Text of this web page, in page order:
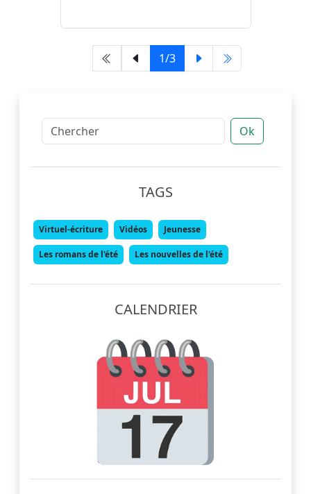
1/3
Ok
TAGS
Virtuel-écriture Vidéos Jeunesse
Les romans de l'été Les nouvelles de l'été
CALENDRIER